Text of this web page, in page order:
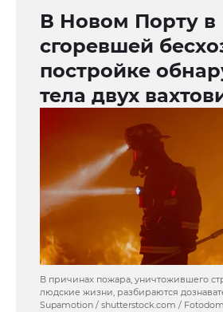
В Новом Порту в
сгоревшей
постройке
тела двух
В причинах пожара, уничтожившего
людские жизни, разбираются
Supamotion / shutterstock.com / Fotodom